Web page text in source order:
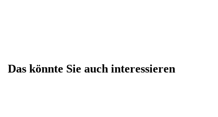
Das könnte Sie auch interessieren